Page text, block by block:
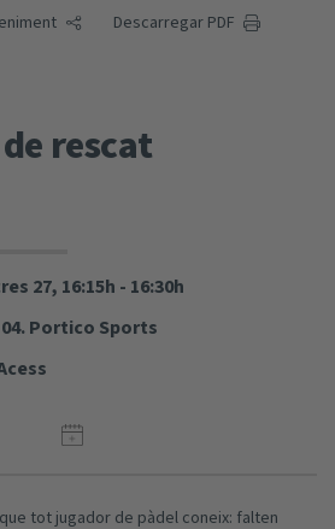
Descarregar PDF
rescat
27, 16:15h - 16:30h
Portico Sports
tot jugador de pàdel coneix: falten